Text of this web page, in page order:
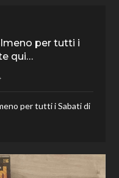
per tutti i
qui…
per tutti i Sabati di